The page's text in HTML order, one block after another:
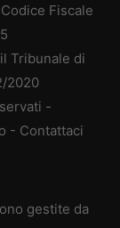
Fiscale
Tribunale di
2020
-
- Contattaci
gestite da